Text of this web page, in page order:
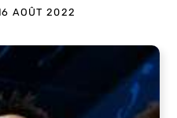
AOÛT 2022